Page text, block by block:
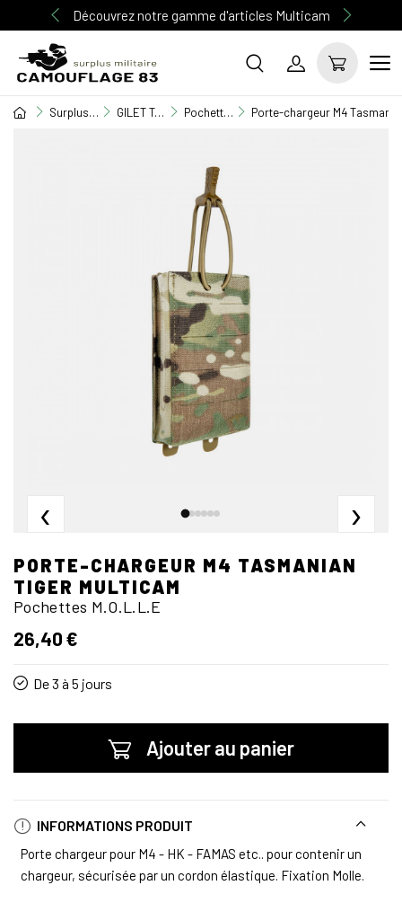
Découvrez notre gamme d'articles Multicam
Surplus Militaire GILET TACTIQUE / EQUIPEMENT Pochettes M.O.L.L.E Porte-chargeur M4
‹ ›
PORTE-CHARGEUR M4 TASMANIAN
TIGER MULTICAM
Pochettes M.O.L.L.E
26,40 €
De 3 à 5 jours
Ajouter au panier
INFORMATIONS PRODUIT
Porte chargeur pour M4 - HK - FAMAS etc.. pour contenir un
chargeur, sécurisée par un cordon élastique. Fixation Molle.